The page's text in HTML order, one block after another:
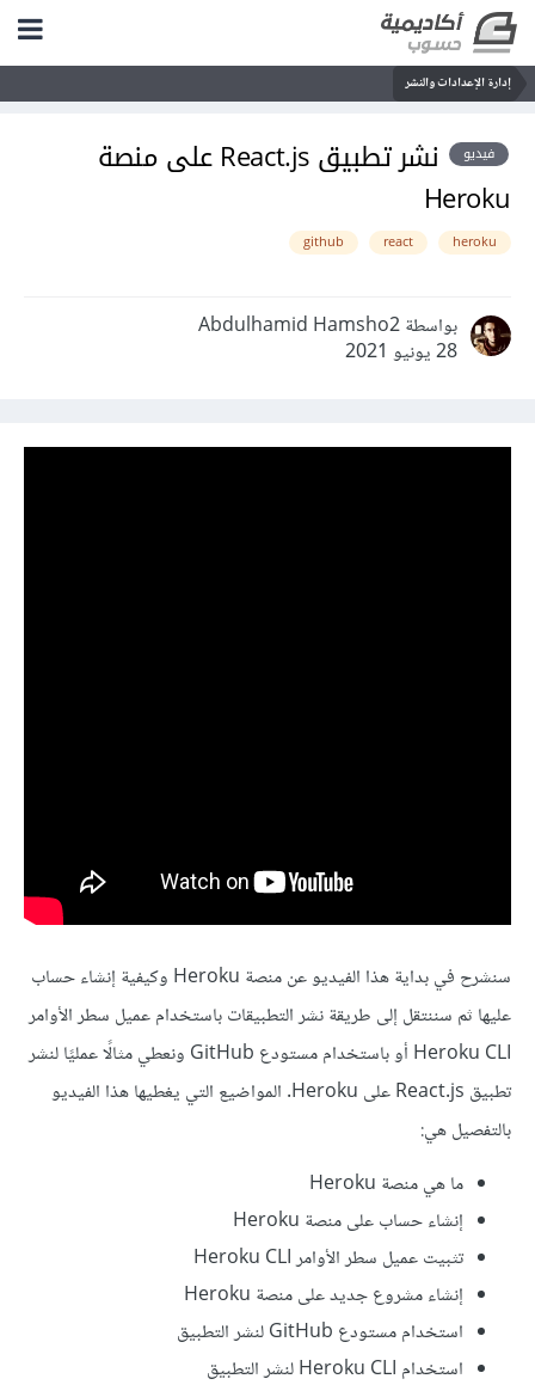
إدارة الإعدادات والنشر
فيديو
نشر تطبيق React.js على منصة
Heroku
heroku
react
github
بواسطة Abdulhamid Hamsho2
28 يونيو 2021
سنشرح في بداية هذا الفيديو عن منصة Heroku وكيفية إنشاء حساب
عليها ثم سننتقل إلى طريقة نشر التطبيقات باستخدام عميل سطر الأوامر
Heroku CLI أو باستخدام مستودع GitHub ونعطي مثالًا عمليًا لنشر
تطبيق React.js على Heroku. المواضيع التي يغطيها هذا الفيديو
بالتفصيل هي:
ما هي منصة Heroku
إنشاء حساب على منصة Heroku
تثبيت عميل سطر الأوامر Heroku CLI
إنشاء مشروع جديد على منصة Heroku
استخدام مستودع GitHub لنشر التطبيق
استخدام Heroku CLI لنشر التطبيق